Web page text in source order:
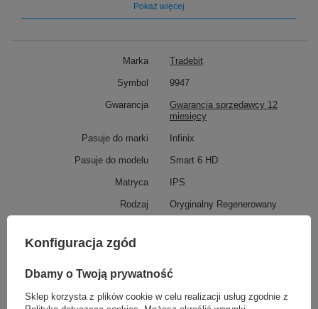
➡️ Oryginalny wyświetlacz do Infinix
Pokaż więcej
Marka Tradebit
Symbol 9947
Gwarancja
Gwarancja sprzedawcy 12
miesięcy
Pasuje do marki Infinix
Pasuje do modelu Smart 6 HD
Matryca IPS
Rodzaj Oryginalny Regenerowany
TO MOŻE CIĘ ZAINTERESOWAĆ
Konfiguracja zgód
Dbamy o Twoją prywatność
Sklep korzysta z plików cookie w celu realizacji usług zgodnie z